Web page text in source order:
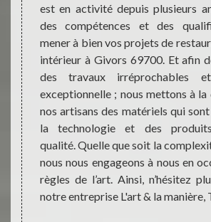
vos
une
& la
de
la
s’y
vos
un
est en activité depuis plusieurs
des compétences et des
mener à bien vos projets de
intérieur à Givors 69700. Et afin
des travaux irréprochables
exceptionnelle ; nous mettons à
nos artisans des matériels qui
la technologie et des produits
qualité. Quelle que soit la
nous nous engageons à nous en
règles de l’art. Ainsi, n’hésitez
notre entreprise L'art & la manière,